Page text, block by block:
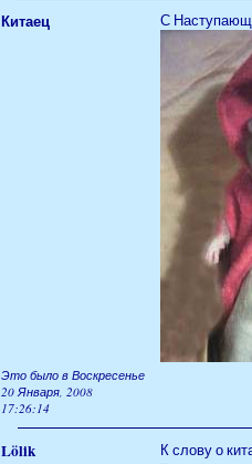
Китаец С
Это было в Воскресенье
20 Января, 2008
17:26:14
Lölik
К слову о